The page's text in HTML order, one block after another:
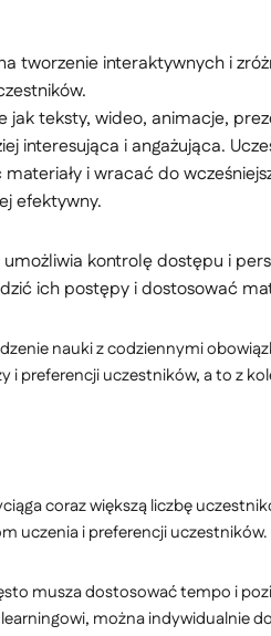
tworzenie interaktywnych i
jak teksty, wideo, animacje,
interesująca i angażująca.
i wracać do
efektywny.
umożliwia kontrolę dostępu i
ich postępy i dostosować
nauki z codziennymi
preferencji uczestników, a to z
coraz większą liczbę
uczenia i preferencji uczestników.
musza dostosować tempo i
można indywidualnie